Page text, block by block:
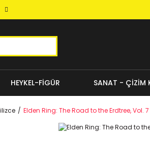
HEYKEL-FİGÜR SANAT - ÇİZİM
Elden Ring: The Road to the Erdtree, Vol. 7